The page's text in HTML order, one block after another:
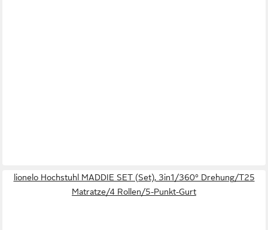
lionelo Hochstuhl MADDIE SET (Set), 3in1/360° Drehung/T25
Matratze/4 Rollen/5-Punkt-Gurt